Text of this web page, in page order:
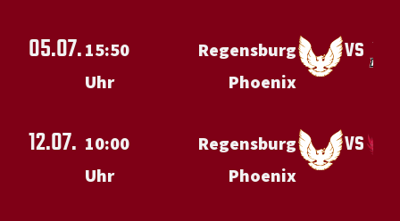
05.07. 15:50
Uhr
Regensburg
Phoenix
vs
12.07. 10:00
Uhr
Regensburg
Phoenix
vs